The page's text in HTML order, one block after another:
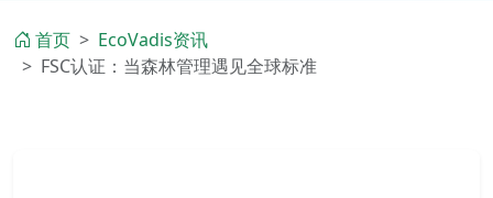
首页
EcoVadis资讯
FSC认证：当森林管理遇见全球标准